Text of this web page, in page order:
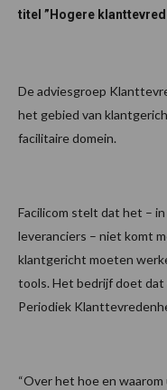
titel ”Hogere
De adviesgroep
het gebied van
facilitaire domein.
Facilicom stelt dat het –
leveranciers – niet komt
klantgericht moeten
tools. Het bedrijf doet
Periodiek
“Over het hoe en